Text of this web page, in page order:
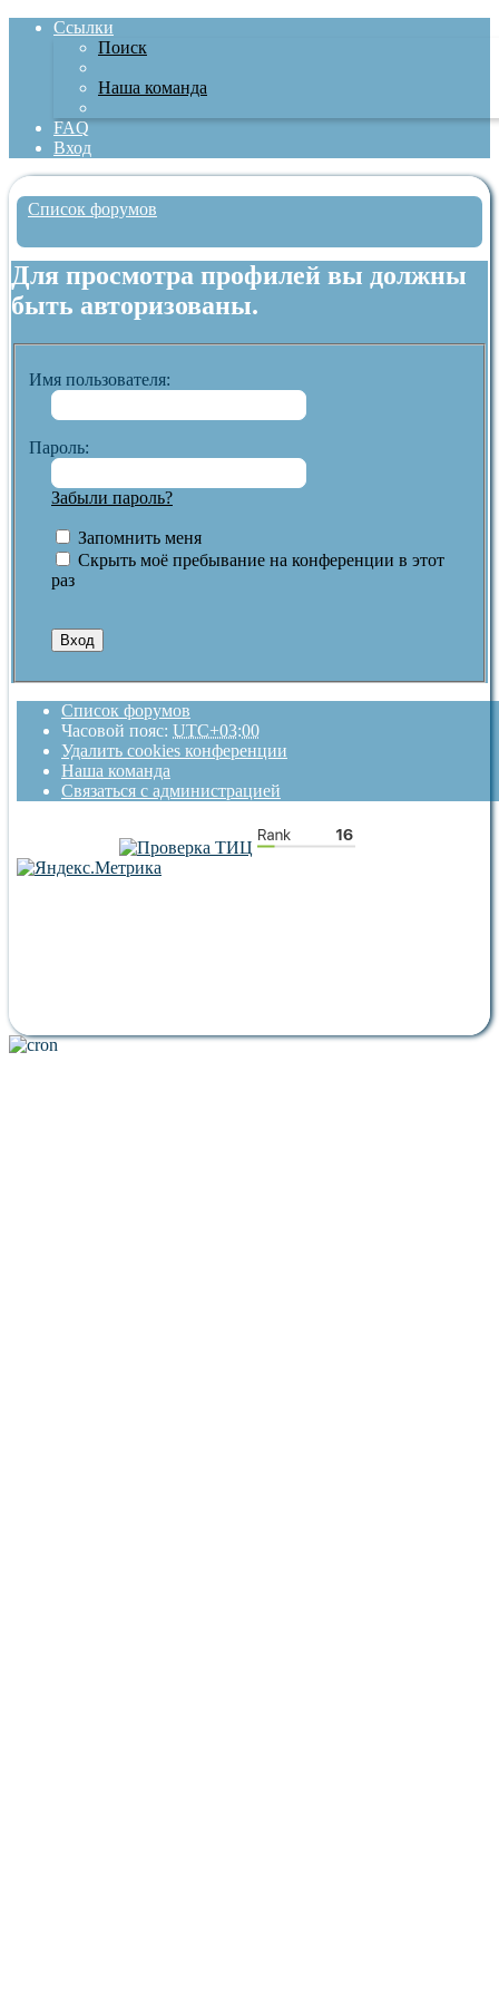
Ссылки
Поиск
Наша команда
FAQ
Вход
Список форумов
Для просмотра профилей вы должны
быть авторизованы.
Имя пользователя:
Пароль:
Забыли пароль?
Запомнить меня
Скрыть моё пребывание на конференции в этот
раз
Список форумов
Часовой пояс: UTC+03:00
Удалить cookies конференции
Наша команда
Связаться с администрацией